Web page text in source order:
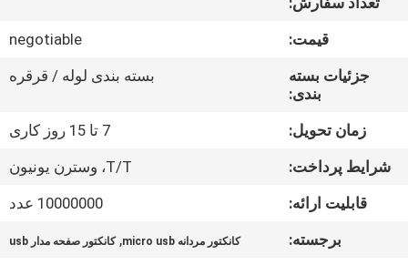
کیفیت
ما
تماس
قیمت:
negotiable
جزئیات بسته
بندی:
بسته بندی لوله / قرقره
زمان تحویل:
7 تا 15 روز کاری
شرایط پرداخت:
T/T، وسترن یونیون
قابلیت ارائه:
10000000 عدد
برجسته:
کانکتور مردانه micro usb ,کانکتور صفحه مدار usb